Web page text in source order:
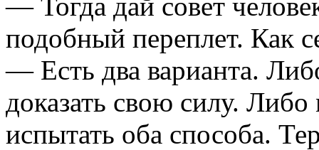
подобный переплет. Как
— Есть два варианта.
доказать свою силу.
испытать оба способа.